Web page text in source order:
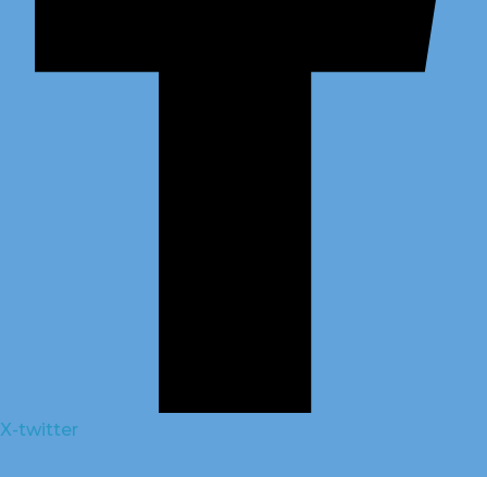
X-twitter